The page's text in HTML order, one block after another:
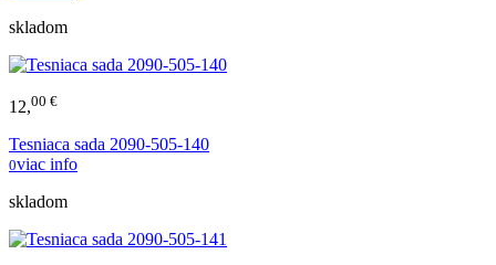
skladom
12,00 €
Tesniaca sada 2090-505-140
0viac info
skladom